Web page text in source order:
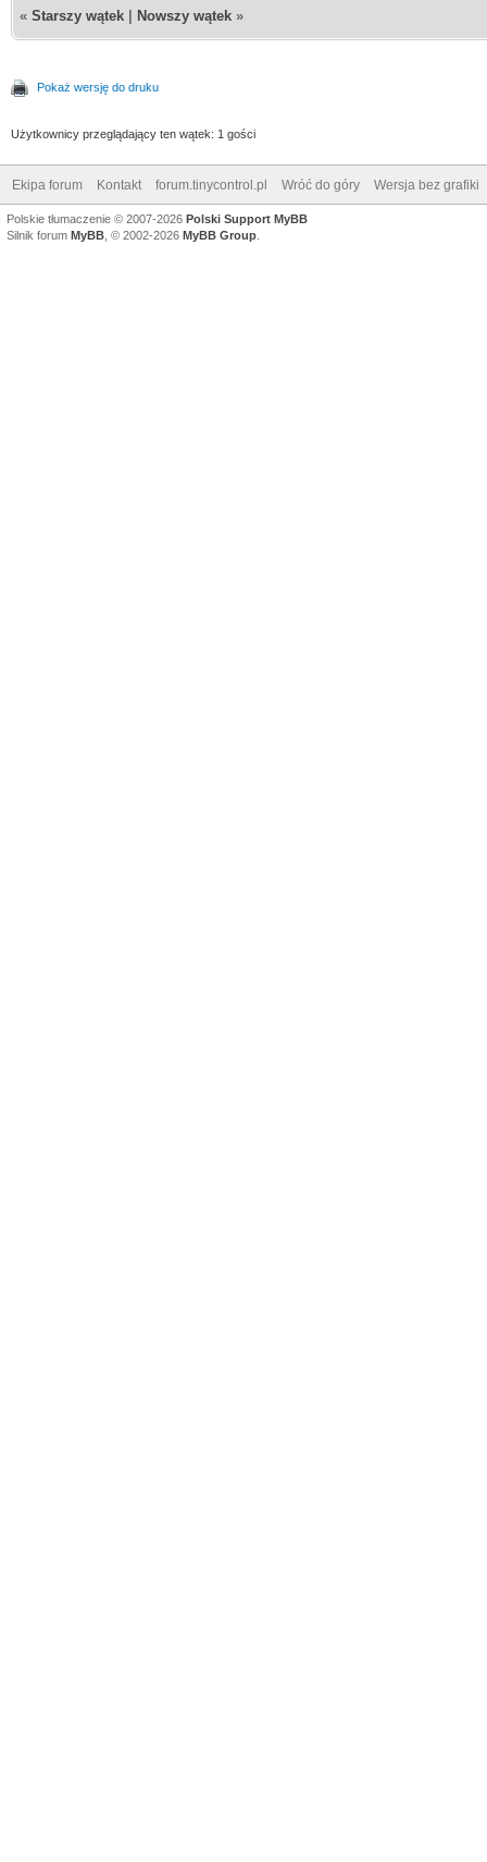
« Starszy wątek Nowszy wątek »
Pokaż wersję do druku
Użytkownicy przeglądający ten wątek: 1 gości
Ekipa forum Kontakt forum.tinycontrol.pl Wróć do góry Wersja bez grafiki
Polskie tłumaczenie © 2007-2026 Polski Support MyBB
Silnik forum MyBB , © 2002-2026 MyBB Group